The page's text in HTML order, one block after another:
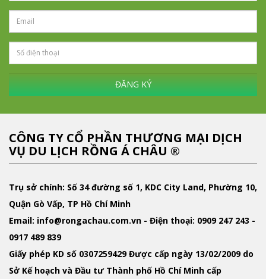
ĐĂNG KÝ
CÔNG TY CỔ PHẦN THƯƠNG MẠI DỊCH
VỤ DU LỊCH RỒNG Á CHÂU ®
Trụ sở chính: Số 34 đường số 1, KDC City Land, Phường 10,
Quận Gò Vấp, TP Hồ Chí Minh
Email: info@rongachau.com.vn - Điện thoại: 0909 247 243 -
0917 489 839
Giấy phép KD số 0307259429 Được cấp ngày 13/02/2009 do
Sở Kế hoạch và Đầu tư Thành phố Hồ Chí Minh cấp